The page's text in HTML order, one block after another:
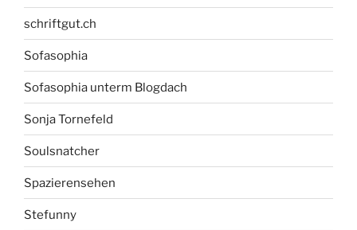
schriftgut.ch
Sofasophia
Sofasophia unterm Blogdach
Sonja Tornefeld
Soulsnatcher
Spazierensehen
Stefunny